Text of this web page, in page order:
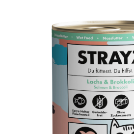
Vše pro kočky